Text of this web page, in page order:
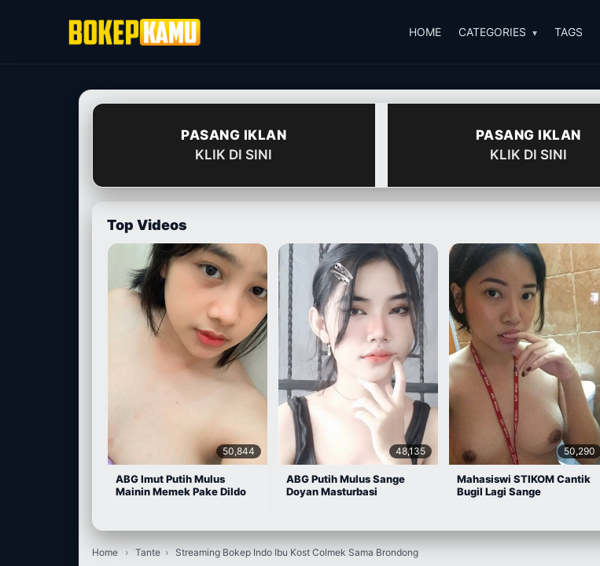
HOME CATEGORIES TAGS
PASANG IKLAN
KLIK DI SINI
PASANG IKLAN
KLIK DI SINI
Top Videos
50,844
ABG Imut Putih Mulus
Mainin Memek Pake Dildo
48,135
ABG Putih Mulus Sange
Doyan Masturbasi
50,290
Mahasiswi STIKOM Cantik
Bugil Lagi Sange
Home › Tante › Streaming Bokep Indo Ibu Kost Colmek Sama Brondong